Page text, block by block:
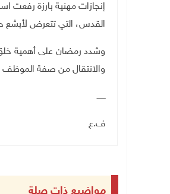
إنجازات مهنية بارزة رفعت
القدس، التي تتعرض لأبشع
وشدد رمضان على أهمية خلق
والانتقال من صفة الموظف
ـــــــ
ف.ع